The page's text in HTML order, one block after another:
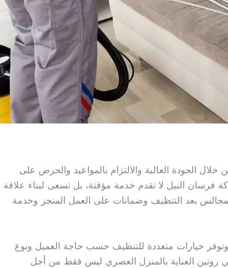
الجودة العالية والالتزام بالمواعيد والحرص على
فرسان النيل لا تقدم خدمة مؤقتة، بل تسعى لبناء علاقة
بعد التنظيف وضمانات على العمل المنجز وخدمة
وتوفر خيارات متعددة للتنظيف حسب حاجة العميل ونوع
روتين العناية بالمنزل العصري ليس فقط من أجل